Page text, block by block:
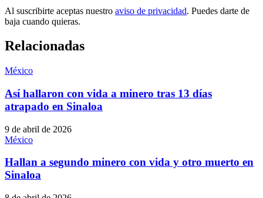
Al suscribirte aceptas nuestro aviso de privacidad. Puedes darte de
baja cuando quieras.
Relacionadas
México
Así hallaron con vida a minero tras 13 días
atrapado en Sinaloa
9 de abril de 2026
México
Hallan a segundo minero con vida y otro muerto en
Sinaloa